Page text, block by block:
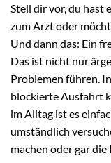
Stell dir vor, du hast
zum Arzt oder
Und dann das: Ein
Das ist nicht nur
Problemen führen.
blockierte Ausfahrt
im Alltag ist es
umständlich
machen oder gar die